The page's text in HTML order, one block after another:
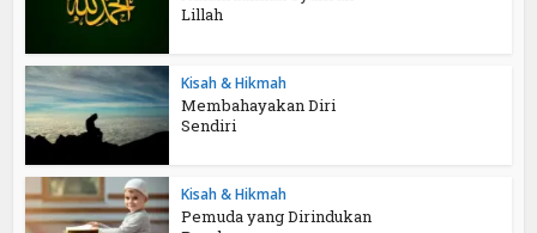
Lillah
Kisah & Hikmah
Membahayakan Diri
Sendiri
Kisah & Hikmah
Pemuda yang Dirindukan